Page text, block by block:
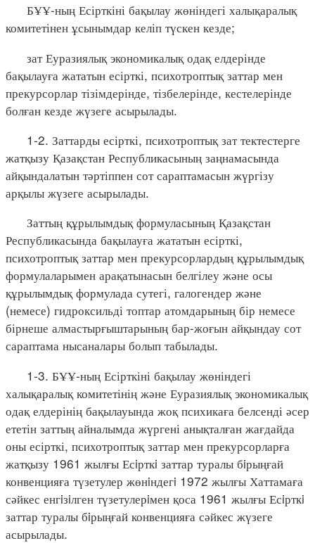
БҰҰ-ның Есірткіні бақылау жөніндегі халықаралық
комитетінен ұсынымдар келіп түскен кезде;
зат Еуразиялық экономикалық одақ елдерінде
бақылауға жататын есірткі, психотроптық заттар мен
прекурсорлар тізімдерінде, тізбелерінде, кестелерінде
болған кезде жүзеге асырылады.
1-2. Заттарды есірткі, психотроптық зат тектестерге
жатқызу Қазақстан Республикасының заңнамасында
айқындалатын тәртіппен сот сараптамасын жүргізу
арқылы жүзеге асырылады.
Заттың құрылымдық формуласының Қазақстан
Республикасында бақылауға жататын есірткі,
психотроптық заттар мен прекурсорлардың құрылымдық
формулаларымен арақатынасын белгілеу және осы
құрылымдық формулада сутегі, галогендер және
(немесе) гидроксильді топтар атомдарының бір немесе
бірнеше алмастырғыштарының бар-жоғын айқындау сот
сараптама нысаналары болып табылады.
1-3. БҰҰ-ның Есірткіні бақылау жөніндегі
халықаралық комитетінің және Еуразиялық экономикалық
одақ елдерінің бақылауында жоқ психикаға белсенді әсер
ететін заттың айналымда жүргені анықталған жағдайда
оны есірткі, психотроптық заттар мен прекурсорларға
жатқызу 1961 жылғы Есiрткi заттар туралы бiрыңғай
конвенцияға түзетулер жөнiндегi 1972 жылғы Хаттамаға
сәйкес енгiзiлген түзетулерiмен қоса 1961 жылғы Есiрткi
заттар туралы бiрыңғай конвенцияға сәйкес жүзеге
асырылады.